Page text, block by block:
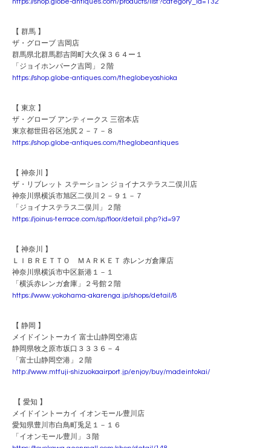
https://shop.globe-antiques.com/products/list?category_id=132
【 群馬 】
ザ・グローブ 吉岡店
群馬県北群馬郡吉岡町大久保３６４ー１
「ジョイホンパーク吉岡」２階
https://shop.globe-antiques.com/theglobeyoshioka
【 東京 】
ザ・グローブ アンティークス 三宿本店
東京都世田谷区池尻２－７－８
https://shop.globe-antiques.com/theglobeantiques
【 神奈川 】
ザ・リブレット ステーション ジョイナステラス二俣川店
神奈川県横浜市旭区二俣川２－９１－７
「ジョイナステラス二俣川」２階
https://joinus-terrace.com/sp/floor/detail.php?id=97
【 神奈川 】
ＬＩＢＲＥＴＴＯ ＭＡＲＫＥＴ 赤レンガ倉庫店
神奈川県横浜市中区新港１－１
「横浜赤レンガ倉庫」２号館２階
https://www.yokohama-akarenga.jp/shops/detail/8
【 静岡 】
メイドイントーカイ 富士山静岡空港店
静岡県牧之原市坂口３３３６－４
「富士山静岡空港」２階
http://www.mtfuji-shizuokaairport.jp/enjoy/buy/madeintokai/
【 愛知 】
メイドイントーカイ イオンモール豊川店
愛知県豊川市白鳥町兎足１－１６
「イオンモール豊川」３階